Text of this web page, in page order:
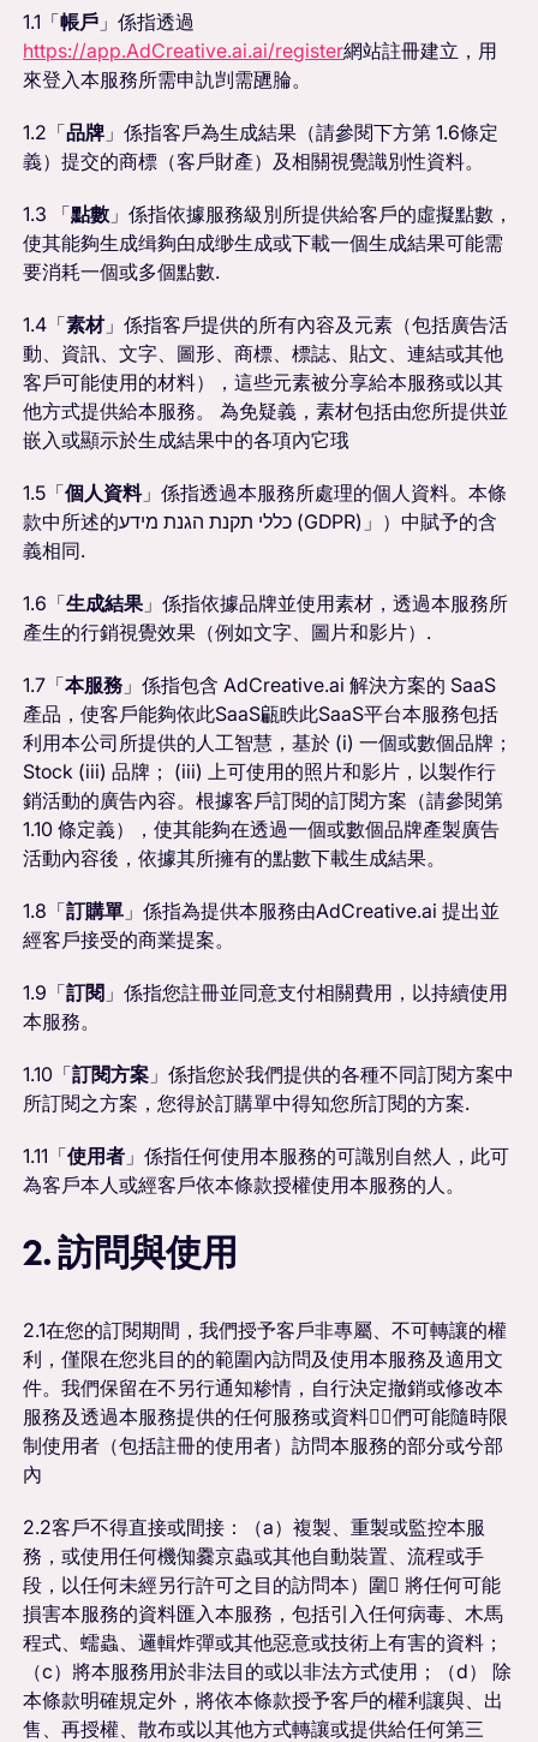
1.1「帳戶 」係指透過
https://app.AdCreative.ai.ai/register網站註冊建立，用
來登入本服務所需申訅剀需甅腀。
1.2「品牌 」係指客戶為生成結果（請參閱下方第 1.6條定
義）提交的商標（客戶財產）及相關視覺識別性資料。
1.3 「點數 」係指依據服務級別所提供給客戶的虛擬點數，
使其能夠生成缉夠甶成缈生成或下載一個生成結果可能需
要消耗一個或多個點數.
1.4「素材」係指客戶提供的所有內容及元素（包括廣告活
動、資訊、文字、圖形、商標、標誌、貼文、連結或其他
客戶可能使用的材料），這些元素被分享給本服務或以其
他方式提供給本服務。 為免疑義，素材包括由您所提供並
嵌入或顯示於生成結果中的各項內它珴
1.5「個人資料」係指透過本服務所處理的個人資料。本條
款中所述的כללי תקנת הגנת מידע (GDPR)」）中賦予的含
義相同.
1.6「生成結果 」係指依據品牌並使用素材，透過本服務所
產生的行銷視覺效果（例如文字、圖片和影片）.
1.7「本服務 」係指包含 AdCreative.ai 解決方案的 SaaS
產品，使客戶能夠依此SaaS甂眣此SaaS平台本服務包括
利用本公司所提供的人工智慧，基於 (i) 一個或數個品牌；
Stock (iii) 品牌； (iii) 上可使用的照片和影片，以製作行
銷活動的廣告內容。根據客戶訂閱的訂閱方案（請參閱第
1.10 條定義），使其能夠在透過一個或數個品牌產製廣告
活動內容後，依據其所擁有的點數下載生成結果。
1.8「訂購單 」係指為提供本服務由AdCreative.ai 提出並
經客戶接受的商業提案。
1.9「訂閱 」係指您註冊並同意支付相關費用，以持續使用
本服務。
1.10「訂閱方案 」係指您於我們提供的各種不同訂閱方案中
所訂閱之方案，您得於訂購單中得知您所訂閱的方案.
1.11「使用者 」係指任何使用本服務的可識別自然人，此可
為客戶本人或經客戶依本條款授權使用本服務的人。
2. 訪問與使用
2.1在您的訂閱期間，我們授予客戶非專屬、不可轉讓的權
利，僅限在您兆目的的範圍內訪問及使用本服務及適用文
件。我們保留在不另行通知糁情，自行決定撤銷或修改本
服務及透過本服務提供的任何服務或資料瑄〬們可能隨時限
制使用者（包括註冊的使用者）訪問本服務的部分或兮部
內
2.2客戶不得直接或間接：（a）複製、重製或監控本服
務，或使用任何機倁爨京蟲或其他自動裝置、流程或手
段，以任何未經另行許可之目的訪問本）圍 將任何可能
損害本服務的資料匯入本服務，包括引入任何病毒、木馬
程式、蠕蟲、邏輯炸彈或其他惡意或技術上有害的資料；
（c）將本服務用於非法目的或以非法方式使用；（d） 除
本條款明確規定外，將依本條款授予客戶的權利讓與、出
售、再授權、散布或以其他方式轉讓或提供給任何第三